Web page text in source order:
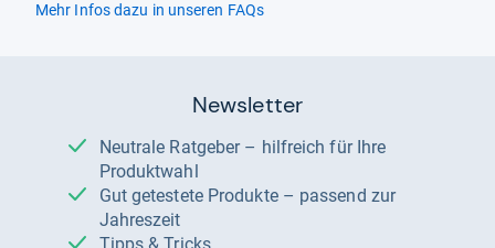
Mehr Infos dazu in unseren FAQs
Newsletter
Neutrale Ratgeber – hilfreich für Ihre
Produktwahl
Gut getestete Produkte – passend zur
Jahreszeit